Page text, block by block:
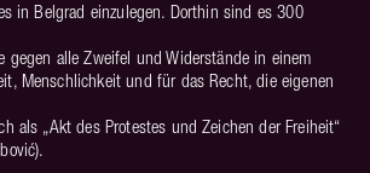
in Belgrad einzulegen. Dorthin sind es 300
gegen alle Zweifel und Widerstände in einem
Menschlichkeit und für das Recht, die eigenen
als „Akt des Protestes und Zeichen der Freiheit“